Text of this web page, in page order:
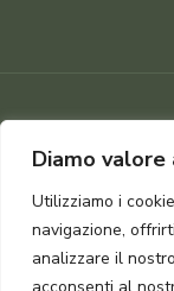
Diamo
Utilizziamo i
navigazione,
analizzare il
Prencipe